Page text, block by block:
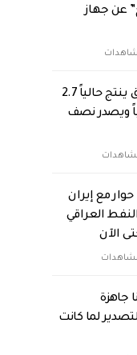
عن جهاز
وزير النفط: العراق ينتج حالياً 2.7
ويصدر نصف
مع إيران
العراقي
الآن
جاهزة
لما كانت